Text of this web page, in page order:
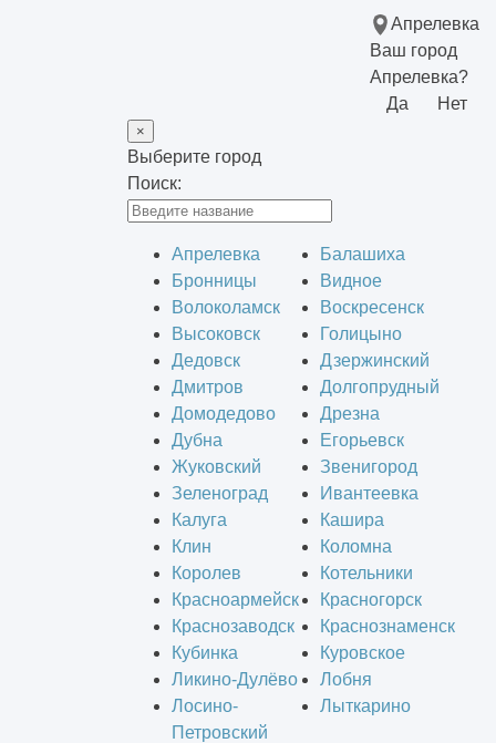
Апрелевка
Ваш город
Апрелевка?
Да
Нет
×
Выберите город
Поиск:
Апрелевка
Балашиха
Бронницы
Видное
Волоколамск
Воскресенск
Высоковск
Голицыно
Дедовск
Дзержинский
Дмитров
Долгопрудный
Домодедово
Дрезна
Дубна
Егорьевск
Жуковский
Звенигород
Зеленоград
Ивантеевка
Калуга
Кашира
Клин
Коломна
Королев
Котельники
Красноармейск
Красногорск
Краснозаводск
Краснознаменск
Кубинка
Куровское
Ликино-Дулёво
Лобня
Лосино-
Петровский
Лыткарино